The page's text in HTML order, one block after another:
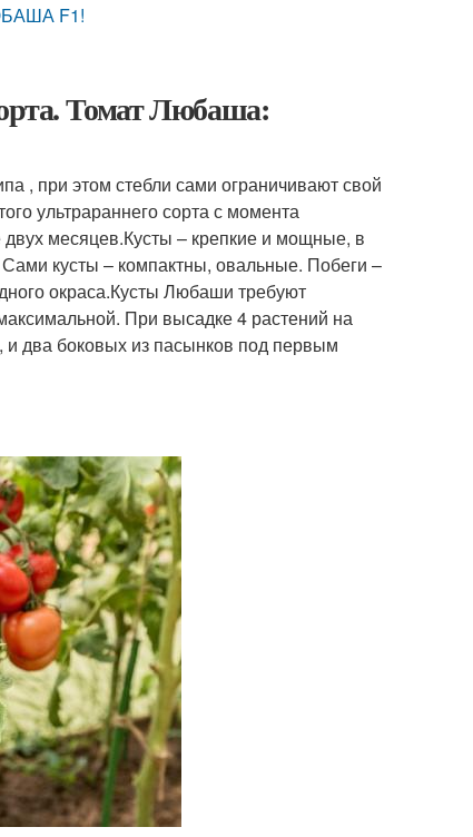
F1!
Томат Любаша:
, при этом стебли сами ограничивают свой
ультрараннего сорта с момента
месяцев.Кусты – крепкие и мощные, в
кусты – компактны, овальные. Побеги –
окраса.Кусты Любаши требуют
При высадке 4 растений на
два боковых из пасынков под первым